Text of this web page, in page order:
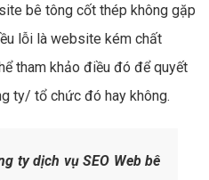
bê tông cốt thép không gặp
lỗi là website kém chất
tham khảo điều đó để quyết
ty/ tổ chức đó hay không.
ty dịch vụ SEO Web bê